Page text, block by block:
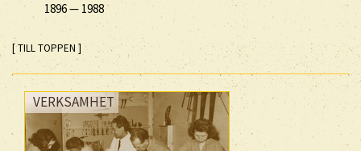
1896— 1988
[ TILL TOPPEN ]
VERKSAMHET